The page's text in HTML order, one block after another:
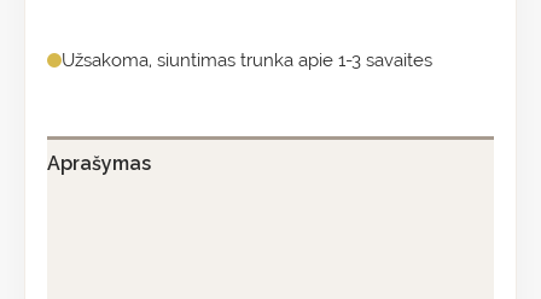
Užsakoma, siuntimas trunka apie 1-3 savaites
Aprašymas